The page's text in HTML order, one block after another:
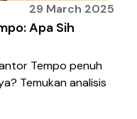
29 March 2025
Apa Sih
Tempo penuh
Temukan analisis